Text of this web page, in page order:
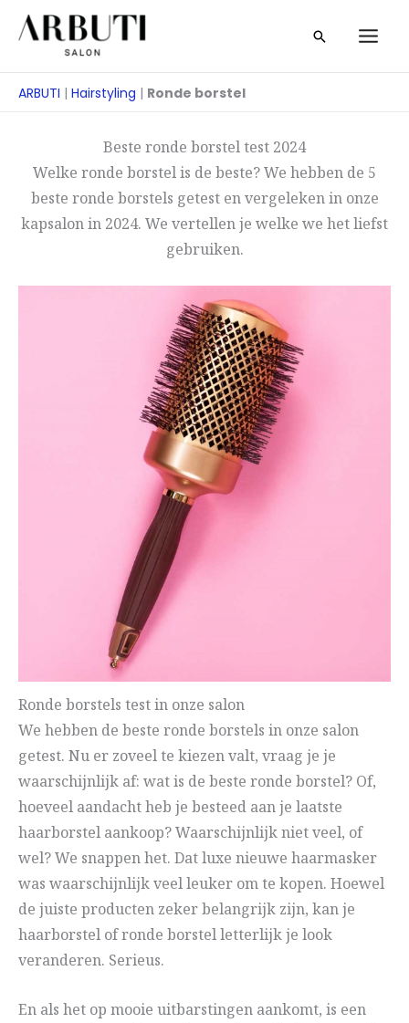
Overslaan
naar
Zoeken
ARBUTI | Hairstyling | Ronde borstel
Beste ronde borstel test 2024
Welke ronde borstel is de beste? We hebben de 5
beste ronde borstels getest en vergeleken in onze
kapsalon in 2024. We vertellen je welke we het liefst
gebruiken.
Ronde borstels test in onze salon
We hebben de beste ronde borstels in onze salon
getest. Nu er zoveel te kiezen valt, vraag je je
waarschijnlijk af: wat is de beste ronde borstel? Of,
hoeveel aandacht heb je besteed aan je laatste
haarborstel aankoop? Waarschijnlijk niet veel, of
wel? We snappen het. Dat luxe nieuwe haarmasker
was waarschijnlijk veel leuker om te kopen. Hoewel
de juiste producten zeker belangrijk zijn, kan je
haarborstel of ronde borstel letterlijk je look
veranderen. Serieus.
En als het op mooie uitbarstingen aankomt, is een